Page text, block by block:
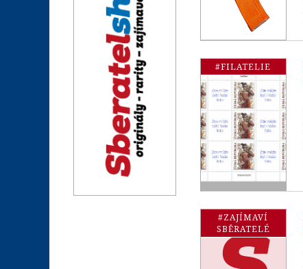
#FILATELIE
#ZAJÍMAVÍ
SBĚRATELÉ